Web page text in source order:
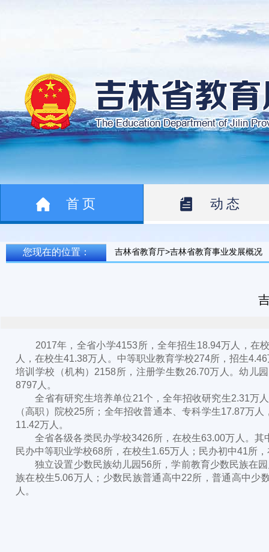
首页 动态
您现在的位置： 吉林省教育厅>吉林省教育事业发展概况
2017年，全省小学4153所，全年招生18.94万人，在校
人，在校生41.38万人。中等职业教育学校274所，招生
培训学校（机构）2158所，注册学生数26.70万人。幼儿
8797人。
全省有研究生培养单位21个，全年招收研究生2.31万人
（高职）院校25所；全年招收普通本、专科学生17.87万
11.42万人。
全省各级各类民办学校3426所，在校生63.00万人。其
民办中等职业学校68所，在校生1.65万人；民办初中41所
独立设置少数民族幼儿园56所，学前教育少数民族在园
族在校生5.06万人；少数民族普通高中22所，普通高中少
人。